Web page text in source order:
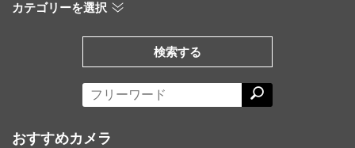
カテゴリーを選択
検索する
おすすめカメラ